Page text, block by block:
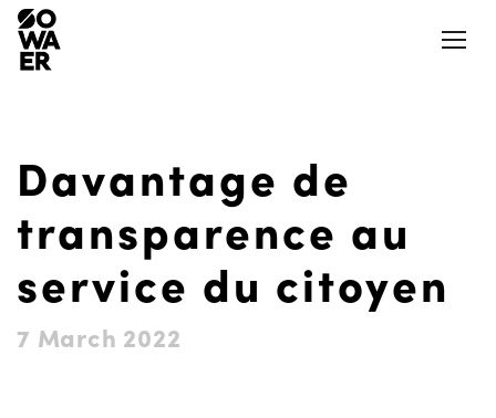
Ouvrir
Actualités
Presse
Aéroports et aérodromes
Notre Appli
LinkedIn
Davantage de
transparence au
service du citoyen
7 March 2022